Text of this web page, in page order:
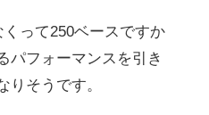
って250ベースですか
パフォーマンスを引き
りそうです。